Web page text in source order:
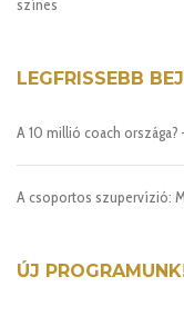
színes
LEGFRISSEBB
A 10 millió coach
A csoportos szupervízió:
ÚJ